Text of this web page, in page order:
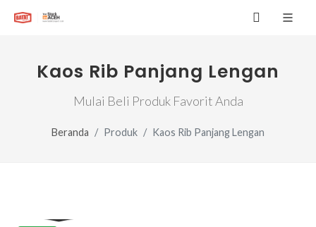
Kaos Rib Panjang Lengan
Mulai Beli Produk Favorit Anda
Beranda Produk Kaos Rib Panjang Lengan